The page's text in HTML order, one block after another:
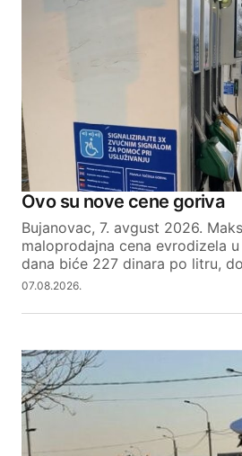
Ovo su nove cene goriva
Bujanovac, 7. avgust 2026.
maloprodajna cena evrodizela
dana biće 227 dinara po litru,
07.08.2026.